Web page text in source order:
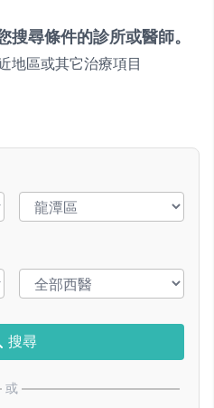
搜尋條件的診所或醫師。
地區或其它治療項目
搜尋
或